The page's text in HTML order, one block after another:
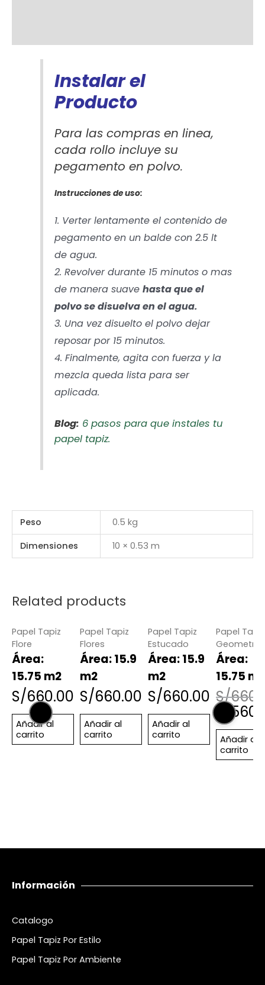
Instalar el
Producto
Para las compras en linea,
cada rollo incluye su
pegamento en polvo.
Instrucciones de uso:
1. Verter lentamente el contenido de
pegamento en un balde con 2.5 lt
de agua.
2. Revolver durante 15 minutos o mas
de manera suavehasta que el
polvo se disuelva en el agua.
3. Una vez disuelto el polvo dejar
reposar por 15 minutos.
4. Finalmente, agita con fuerza y la
mezcla queda lista para ser
aplicada.
Blog: 6 pasos para que instales tu
papel tapiz.
Peso
0.5 kg
Dimensiones
10 × 0.53 m
Related products
Papel Tapiz
Flore
Área:
15.75 m2
S/660.00
Añadir al
carrito
Papel Tapiz
Flores
Área: 15.9
m2
S/660.00
Añadir al
carrito
Papel Tapiz
Estucado
Área: 15.9
m2
S/660.00
Añadir al
carrito
Papel Tapiz
Área:
15.75 m2
S/
S/
Añadir al
carrito
Información
Catalogo
Papel Tapiz Por Estilo
Papel Tapiz Por Ambiente